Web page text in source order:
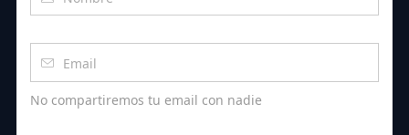
No compartiremos tu email con nadie